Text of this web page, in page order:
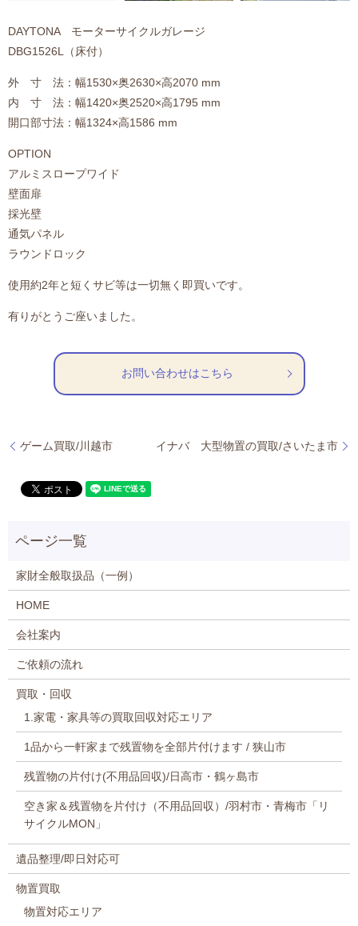
DAYTONA モーターサイクルガレージ
DBG1526L（床付）
外 寸 法：幅1530×奥2630×高2070 mm
内 寸 法：幅1420×奥2520×高1795 mm
開口部寸法：幅1324×高1586 mm
OPTION
アルミスロープワイド
壁面扉
採光壁
通気パネル
ラウンドロック
使用約2年と短くサビ等は一切無く即買いです。
有りがとうご座いました。
お問い合わせはこちら
ゲーム買取/川越市 イナバ 大型物置の買取/さいたま市
家財全般取扱品（一例）
HOME
会社案内
ご依頼の流れ
買取・回収
1.家電・家具等の買取回収対応エリア
1品から一軒家まで残置物を全部片付けます / 狭山市
残置物の片付け(不用品回収)/日高市・鶴ヶ島市
空き家＆残置物を片付け（不用品回収）/羽村市・青梅市「リ
サイクルMON」
遺品整理/即日対応可
物置買取
物置対応エリア